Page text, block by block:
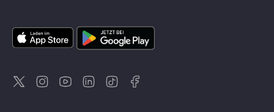
DayuseSingapur
DayuseZweden
DayuseThailand
DayuseNeuseeland
DayuseTürkei